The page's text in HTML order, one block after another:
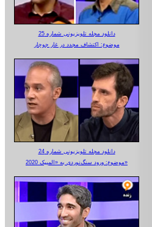
دانلود مجله تلویزیونی شماره 25
موضوع: اکتشاف مجدد در غار جوجار
دانلود مجله تلویزیونی شماره 24
موضوع: ورود سنگ‌نوردی به «المپیک 2020»